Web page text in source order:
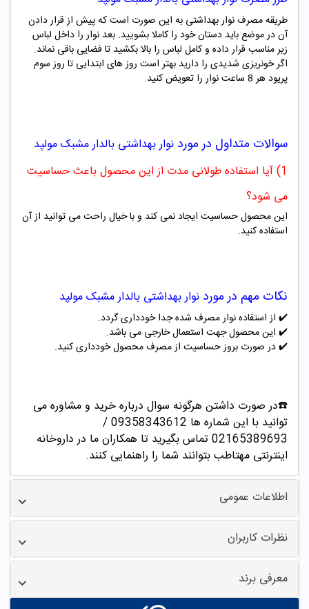
طریقه مصرف نوار بهداشتی به این صورت است که پیش از قرار دادن
آن در موضع باید دستان خود را کاملا بشویید. بعد نوار را داخل لباس
زیر مناسب قرار داده و کامل لباس را بالا بکشید تا فضایی باقی نماند.
اگر خونریزی شدیدی را دارید بهتر است روز های ابتدایی تا روز سوم
پریود هر 8 ساعت نوار را تعویض کنید.
سوالات متداول در مورد نوار بهداشتی بالدار مشبکمولپد
1) آیا استفاده طولانی مدت از این محصول باعث حساسیت
می شود؟
این محصول حساسیت ایجاد نمی کند و با خیال راحت می توانید از آن
استفاده کنید.
نکات مهم در مورد نوار بهداشتی بالدار مشبکمولپد
✔️ از استفاده نوار مصرف شده جدا خودداری گردد.
✔️ این محصول جهت استعمال خارجی می باشد.
✔️در صورت بروز حساسیت از مصرف محصول خودداری کنید.
☎️در صورت داشتن هرگونه سوال درباره خرید و مشاوره می
توانید با این شماره ها 09358343612 /
02165389693تماس بگیرید تا همکاران ما در داروخانه
اینترنتی مهتاطب بتوانند شما را راهنمایی کنند.
اطلاعات عمومی
نظرات کاربران
معرفی برند